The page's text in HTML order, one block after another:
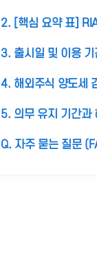
2. [핵심 요약 표]
3. 출시일 및 이용
4. 해외주식 양도세
5. 의무 유지 기간과
Q. 자주 묻는 질문